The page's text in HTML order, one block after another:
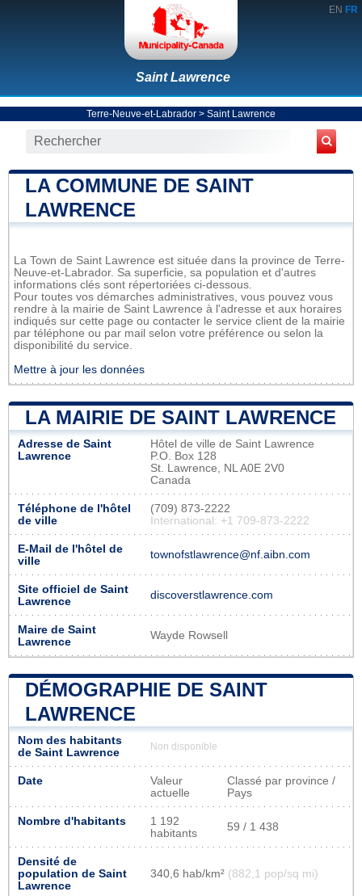
EN FR
Saint Lawrence
Terre-Neuve-et-Labrador > Saint Lawrence
LA COMMUNE DE SAINT
LAWRENCE
La Town de Saint Lawrence est située dans la province de Terre-
Neuve-et-Labrador. Sa superficie, sa population et d'autres
informations clés sont répertoriées ci-dessous.
Pour toutes vos démarches administratives, vous pouvez vous
rendre à la mairie de Saint Lawrence à l'adresse et aux horaires
indiqués sur cette page ou contacter le service client de la mairie
par téléphone ou par mail selon votre préférence ou selon la
disponibilité du service.
Mettre à jour les données
LA MAIRIE DE SAINT LAWRENCE
Adresse de Saint
Lawrence
Hôtel de ville de Saint Lawrence
P.O. Box 128
St. Lawrence, NL A0E 2V0
Canada
Téléphone de l'hôtel
de ville
(709) 873-2222
International: +1 709-873-2222
E-Mail de l'hôtel de
ville
townofstlawrence@nf.aibn.com
Site officiel de Saint
Lawrence
discoverstlawrence.com
Maire de Saint
Lawrence
Wayde Rowsell
DÉMOGRAPHIE DE SAINT
LAWRENCE
Nom des habitants
de Saint Lawrence
Non disponible
Date
Valeur
actuelle
Classé par province /
Pays
Nombre d'habitants
1 192
habitants
59 / 1 438
Densité de
population de Saint
Lawrence
340,6 hab/km² (882,1 pop/sq mi)